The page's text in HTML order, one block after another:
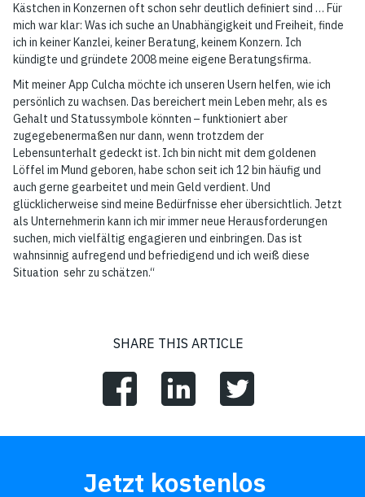
Kästchen in Konzernen oft schon sehr deutlich definiert sind … Für
mich war klar: Was ich suche an Unabhängigkeit und Freiheit, finde
ich in keiner Kanzlei, keiner Beratung, keinem Konzern. Ich
kündigte und gründete 2008 meine eigene Beratungsfirma.
Mit meiner App Culcha möchte ich unseren Usern helfen, wie ich
persönlich zu wachsen. Das bereichert mein Leben mehr, als es
Gehalt und Statussymbole könnten – funktioniert aber
zugegebenermaßen nur dann, wenn trotzdem der
Lebensunterhalt gedeckt ist. Ich bin nicht mit dem goldenen
Löffel im Mund geboren, habe schon seit ich 12 bin häufig und
auch gerne gearbeitet und mein Geld verdient. Und
glücklicherweise sind meine Bedürfnisse eher übersichtlich. Jetzt
als Unternehmerin kann ich mir immer neue Herausforderungen
suchen, mich vielfältig engagieren und einbringen. Das ist
wahnsinnig aufregend und befriedigend und ich weiß diese
Situation sehr zu schätzen.“
SHARE THIS ARTICLE
Jetzt kostenlos